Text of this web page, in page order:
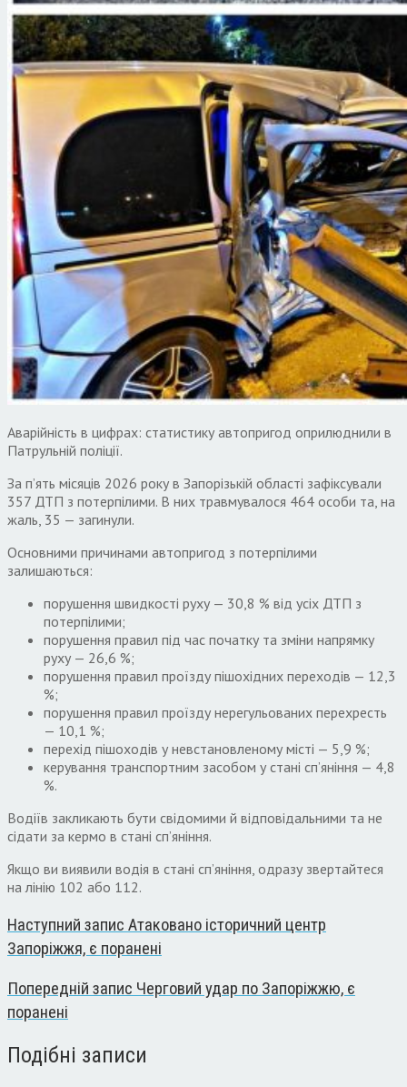
Аварійність в цифрах: статистику автопригод оприлюднили в
Патрульній поліції.
За пʼять місяців 2026 року в Запорізькій області зафіксували
357 ДТП з потерпілими. В них травмувалося 464 особи та, на
жаль, 35 — загинули.
Основними причинами автопригод з потерпілими
залишаються:
порушення швидкості руху — 30,8 % від усіх ДТП з
потерпілими;
порушення правил під час початку та зміни напрямку
руху — 26,6 %;
порушення правил проїзду пішохідних переходів — 12,3
%;
порушення правил проїзду нерегульованих перехресть
— 10,1 %;
перехід пішоходів у невстановленому місті — 5,9 %;
керування транспортним засобом у стані сп’яніння — 4,8
%.
Водіїв закликають бути свідомими й відповідальними та не
сідати за кермо в стані сп’яніння.
Якщо ви виявили водія в стані сп’яніння, одразу звертайтеся
на лінію 102 або 112.
Наступний запис Атаковано історичний центр
Запоріжжя, є поранені
Попередній запис Черговий удар по Запоріжжю, є
поранені
Подібні записи